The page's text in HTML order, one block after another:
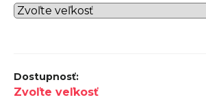
Zvoľte veľkosť
ú
m
e